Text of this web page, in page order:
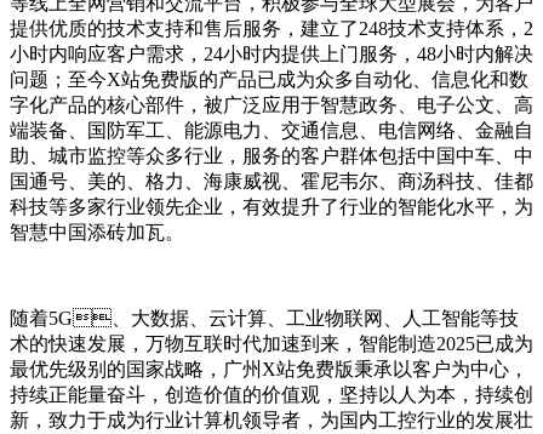
提供优质的技术支持和售后服务，建立了248技术支持体系，2
小时内响应客户需求，24小时内提供上门服务，48小时内解决
问题；至今X站免费版的产品已成为众多自动化、信息化和数
字化产品的核心部件，被广泛应用于智慧政务、电子公文、高
端装备、国防军工、能源电力、交通信息、电信网络、金融自
助、城市监控等众多行业，服务的客户群体包括中国中车、中
国通号、美的、格力、海康威视、霍尼韦尔、商汤科技、佳都
科技等多家行业领先企业，有效提升了行业的智能化水平，为
智慧中国添砖加瓦。
随着5G、大数据、云计算、工业物联网、人工智能等技
术的快速发展，万物互联时代加速到来，智能制造2025已成为
最优先级别的国家战略，广州X站免费版秉承以客户为中心，
持续正能量奋斗，创造价值的价值观，坚持以人为本，持续创
新，致力于成为行业计算机领导者，为国内工控行业的发展壮